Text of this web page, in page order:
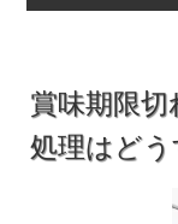
賞味期限
処理はど